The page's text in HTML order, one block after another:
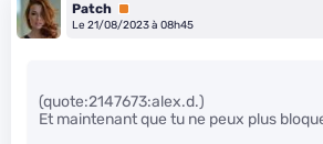
Patch Premium
Le 21/08/2023 à 08h45
(quote:2147673:alex.d.)
Et maintenant que tu ne peux plus